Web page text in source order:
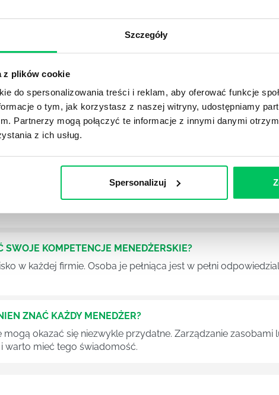
Szczegóły
z plików cookie
do spersonalizowania treści i reklam, aby oferować funkcje
o tym, jak korzystasz z naszej witryny, udostępniamy
Partnerzy mogą połączyć te informacje z innymi danymi
z ich usług.
Spersonalizuj
W ZWINNEJ METODYCE?
projektami) to szereg czynności mających na celu
osoby wchodzące w skład specjalnych zespołów
PRACOWNICY ZESPOŁU PROJEKTOWEGO?
większej (i mniejszej) firmie pojęcie związane z realizacją
choć raz się z nim spotkała.
POWINIEN MIEĆ BRYGADZISTA?
i kompetentnych pracowników nie będzie w
kierownictwa. Zawsze niezbędna jest osoba
KOMPETENCJE MENEDŻERSKIE?
w każdej firmie. Osoba je pełniąca jest w pełni
ZNAĆ KAŻDY MENEDŻER?
mogą okazać się niezwykle przydatne. Zarządzanie
warto mieć tego świadomość.